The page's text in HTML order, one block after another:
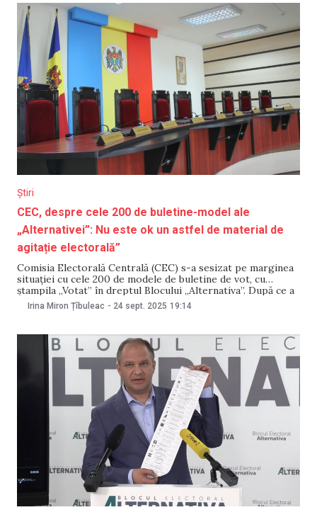
Știri
CEC, despre cele 200 de buletine-model ale
„Alternativei”: Nu este ok un astfel de material de
agitație electorală”
Comisia Electorală Centrală (CEC) s-a sesizat pe marginea
situației cu cele 200 de modele de buletine de vot, cu
ștampila „Votat” în dreptul Blocului „Alternativa”. După ce a
fost sesizat de Fisc, CEC a emis un aviz prin care a
menționat că acest material, denumit generic de agitație
Irina Miron Țîbuleac - 24 sept. 2025 19:14